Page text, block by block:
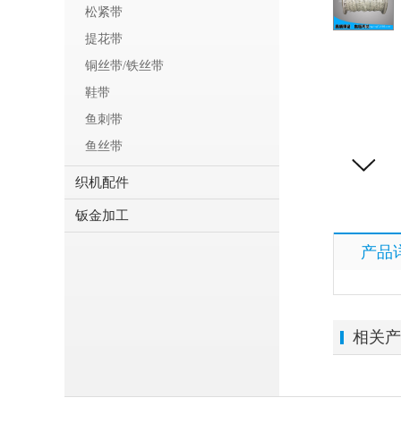
产品
相关
松紧带
提花带
铜丝带/铁丝带
鞋带
鱼刺带
鱼丝带
织机配件
钣金加工